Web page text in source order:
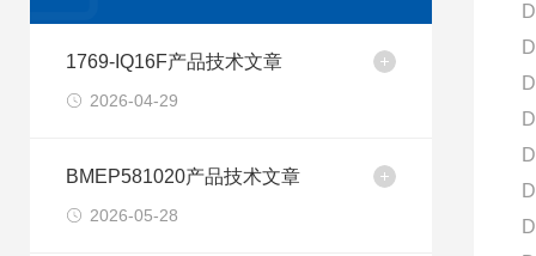
1769-IQ16F产品技术文章
2026-04-29
BMEP581020产品技术文章
2026-05-28